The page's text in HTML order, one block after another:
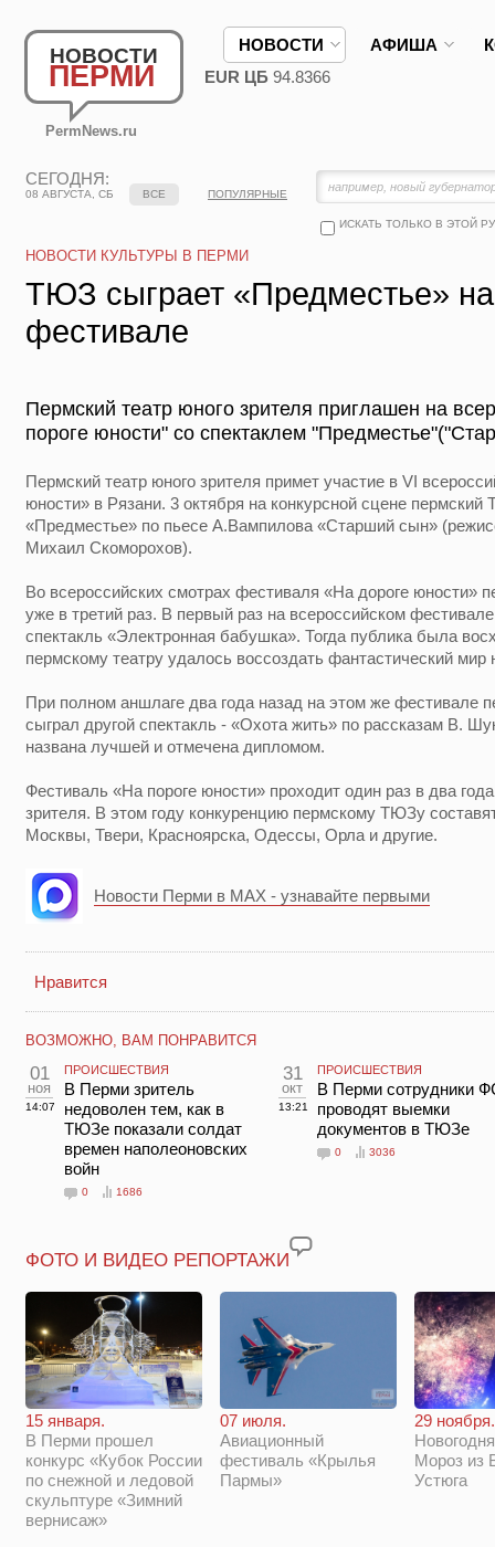
НОВОСТИ
ПЕРМИ
PermNews.ru
НОВОСТИ АФИША
EUR ЦБ 94.8366
СЕГОДНЯ:
08 АВГУСТА, СБ
ИСКАТЬ ТОЛЬКО В ЭТОЙ
ВСЕ ПОПУЛЯРНЫЕ
НОВОСТИ КУЛЬТУРЫ В ПЕРМИ
ТЮЗ сыграет «Предместье»
фестивале
Пермский театр юного зрителя приглашен на
пороге юности" со спектаклем
Пермский театр юного зрителя примет участие в VI
юности» в Рязани. 3 октября на конкурсной сцене пермский
«Предместье» по пьесе А.Вампилова «Старший сын»
Михаил Скоморохов).
Во всероссийских смотрах фестиваля «На дороге юности»
уже в третий раз. В первый раз на всероссийском
спектакль «Электронная бабушка». Тогда публика была
пермскому театру удалось воссоздать фантастический мир
При полном аншлаге два года назад на этом же фестивале
сыграл другой спектакль - «Охота жить» по рассказам В.
названа лучшей и отмечена дипломом.
Фестиваль «На пороге юности» проходит один раз в два
зрителя. В этом году конкуренцию пермскому ТЮЗу
Москвы, Твери, Красноярска, Одессы, Орла и другие.
Новости Перми в MAX - узнавайте первыми
Нравится
ВОЗМОЖНО, ВАМ ПОНРАВИТСЯ
01
ноя
14:07
ПРОИСШЕСТВИЯ
В Перми зритель
недоволен тем, как в
ТЮЗе показали солдат
времен наполеоновских
войн
0 1686
31
окт
13:21
ПРОИСШЕСТВИЯ
В Перми сотрудники
проводят выемки
документов в ТЮЗе
0 3036
ФОТО И ВИДЕО РЕПОРТАЖИ
15 января.
В Перми прошел
конкурс «Кубок России
по снежной и ледовой
скульптуре «Зимний
вернисаж»
07 июля.
Авиационный
фестиваль «Крылья
Пармы»
29 ноября.
Мороз из
Устюга